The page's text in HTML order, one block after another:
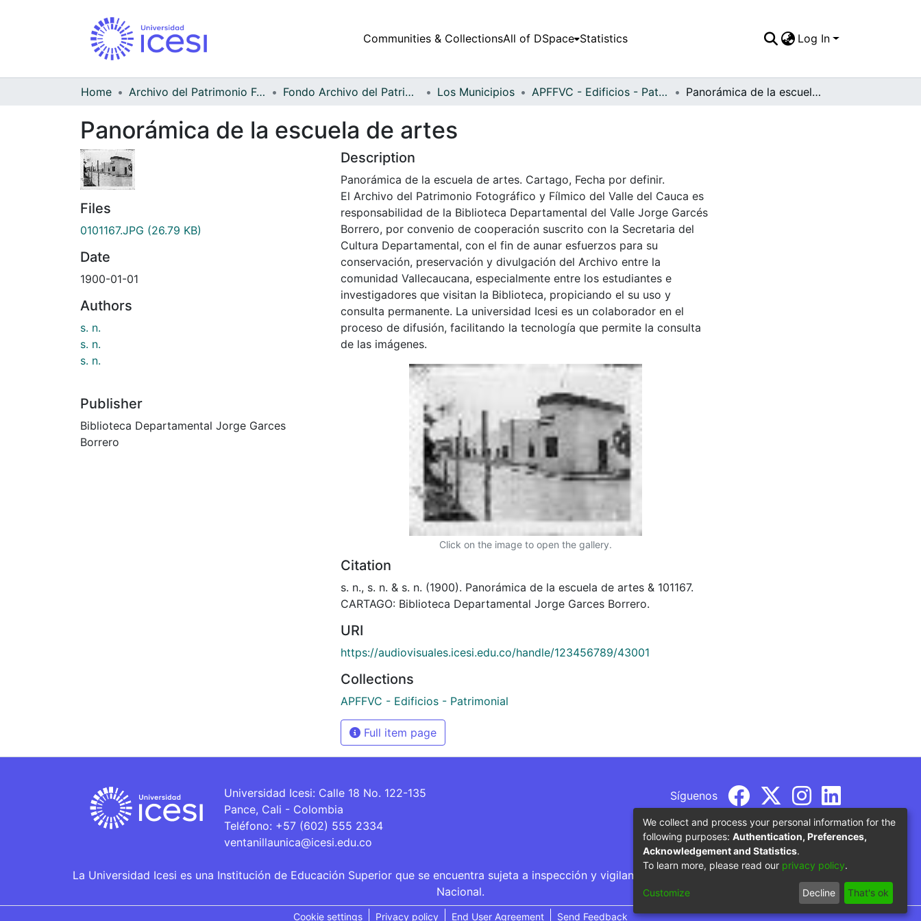
Communities & CollectionsAll of DSpace Statistics Log In
Home Archivo del Patrimonio Fotográfico y Fílmico del Valle del Cauca Fondo Archivo del Patrimonio Fotográfico y Fílmico del Valle del Cauca Los Municipios APFFVC - Edificios - Patrimonial Panorámica de la escuela de artes
Panorámica de la escuela de artes
Files
0101167.JPG (26.79 KB)
Date
1900-01-01
Authors
s. n.
s. n.
s. n.
Publisher
Biblioteca Departamental Jorge Garces
Borrero
Description
Panorámica de la escuela de artes. Cartago, Fecha por definir.
El Archivo del Patrimonio Fotográfico y Fílmico del Valle del Cauca es
responsabilidad de la Biblioteca Departamental del Valle Jorge Garcés
Borrero, por convenio de cooperación suscrito con la Secretaria del
Cultura Departamental, con el fin de aunar esfuerzos para su
conservación, preservación y divulgación del Archivo entre la
comunidad Vallecaucana, especialmente entre los estudiantes e
investigadores que visitan la Biblioteca, propiciando el su uso y
consulta permanente. La universidad Icesi es un colaborador en el
proceso de difusión, facilitando la tecnología que permite la consulta
de las imágenes.
Click on the image to open the gallery.
Citation
s. n., s. n. & s. n. (1900). Panorámica de la escuela de artes & 101167.
CARTAGO: Biblioteca Departamental Jorge Garces Borrero.
URI
https://audiovisuales.icesi.edu.co/handle/123456789/43001
Collections
APFFVC - Edificios - Patrimonial
Full item page
Universidad Icesi: Calle 18 No. 122-135
Pance, Cali - Colombia
Teléfono: +57 (602) 555 2334
ventanillaunica@icesi.edu.co
Síguenos
La Universidad Icesi es una Institución de Educación Superior que se encuentra sujeta a inspección y vigilancia por parte del Ministerio de Educación
Nacional.
Cookie settings Privacy policy End User Agreement Send Feedback
We collect and process your personal information for the
following purposes: Authentication, Preferences,
Acknowledgement and Statistics.
To learn more, please read our privacy policy.
Customize Decline That's ok